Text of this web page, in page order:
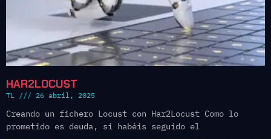
HAR2LOCUST
TL 26 abril, 2025
Creando un fichero Locust con Har2Locust Como lo
prometido es deuda, si habéis seguido el